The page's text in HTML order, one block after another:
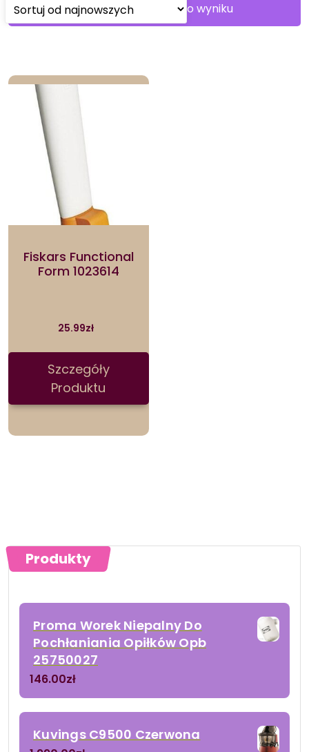
Wyświetlanie jednego wyniku
Fiskars Functional
Form 1023614
25.99zł
Szczegóły
Produktu
Produkty
Proma Worek Niepalny Do
Pochłaniania Opiłków Opb
25750027
146.00zł
Kuvings C9500 Czerwona